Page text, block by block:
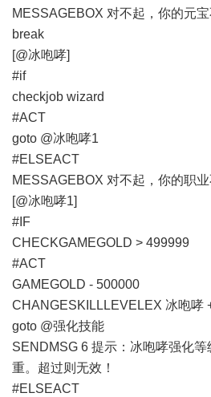
MESSAGEBOX 对不起，你的元宝
break
[@冰咆哮]
#if
checkjob wizard
#ACT
goto @冰咆哮1
#ELSEACT
MESSAGEBOX 对不起，你的职业
[@冰咆哮1]
#IF
CHECKGAMEGOLD > 499999
#ACT
GAMEGOLD - 500000
CHANGESKILLLEVELEX 冰咆哮
goto @强化技能
SENDMSG 6 提示：冰咆哮强化
重。超过则无效！
#ELSEACT